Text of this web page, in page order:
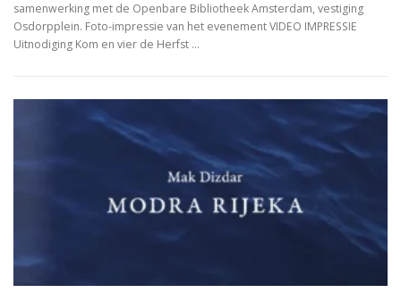
samenwerking met de Openbare Bibliotheek Amsterdam, vestiging
Osdorpplein. Foto-impressie van het evenement VIDEO IMPRESSIE
Uitnodiging Kom en vier de Herfst …